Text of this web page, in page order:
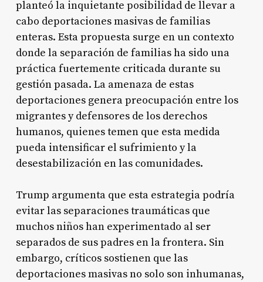
planteó la inquietante posibilidad de llevar a
cabo deportaciones masivas de familias
enteras. Esta propuesta surge en un contexto
donde la separación de familias ha sido una
práctica fuertemente criticada durante su
gestión pasada. La amenaza de estas
deportaciones genera preocupación entre los
migrantes y defensores de los derechos
humanos, quienes temen que esta medida
pueda intensificar el sufrimiento y la
desestabilización en las comunidades.
Trump argumenta que esta estrategia podría
evitar las separaciones traumáticas que
muchos niños han experimentado al ser
separados de sus padres en la frontera. Sin
embargo, críticos sostienen que las
deportaciones masivas no solo son inhumanas,